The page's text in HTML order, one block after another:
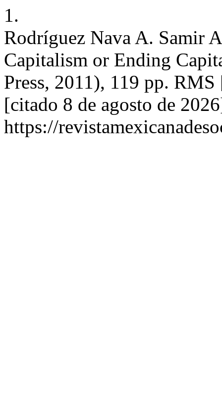
1.
Rodríguez Nava A. Samir
Capitalism or Ending
Press, 2011), 119 pp.
[citado 8 de agosto de
https://